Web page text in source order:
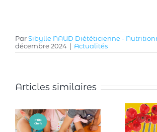
ParSibylle NAUD Diététicienne -
décembre 2024 | Actualités
Articles similaires